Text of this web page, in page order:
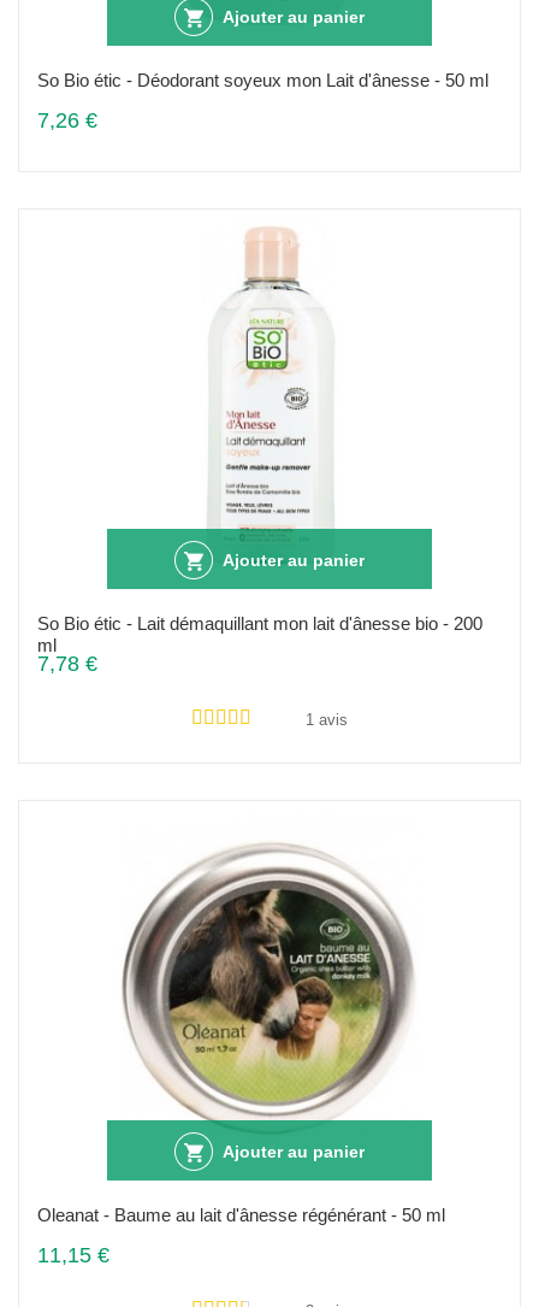
Ajouter au panier
So Bio étic - Déodorant soyeux mon Lait d'ânesse - 50 ml
7,26 €
Ajouter au panier
So Bio étic - Lait démaquillant mon lait d'ânesse bio - 200
ml
7,78 €
1 avis
Ajouter au panier
Oleanat - Baume au lait d'ânesse régénérant - 50 ml
11,15 €